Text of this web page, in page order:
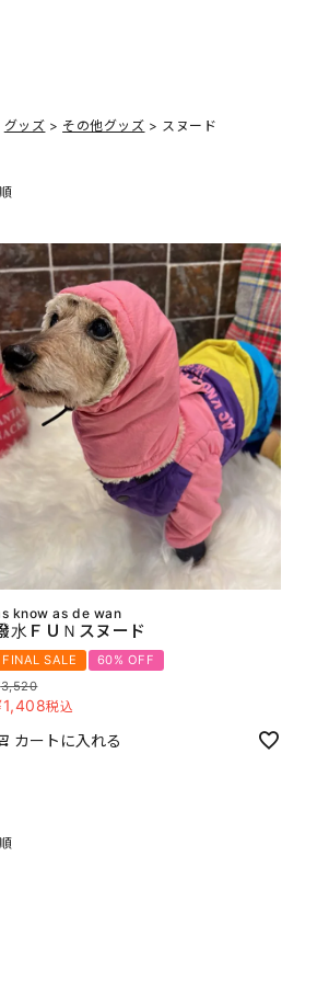
グッズ その他グッズ スヌード
know as de wan
水ＦＵＮスヌード
FINAL SALE
60% OFF
3,520
1,408税込
カートに入れる